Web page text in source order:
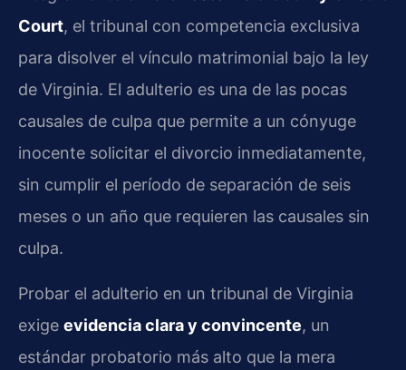
Court, el tribunal con competencia exclusiva
para disolver el vínculo matrimonial bajo la ley
de Virginia. El adulterio es una de las pocas
causales de culpa que permite a un cónyuge
inocente solicitar el divorcio inmediatamente,
sin cumplir el período de separación de seis
meses o un año que requieren las causales sin
culpa.
Probar el adulterio en un tribunal de Virginia
exige evidencia clara y convincente, un
estándar probatorio más alto que la mera